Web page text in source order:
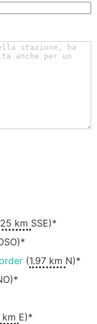
km SSE)*
(1.97 km N)*
E)*